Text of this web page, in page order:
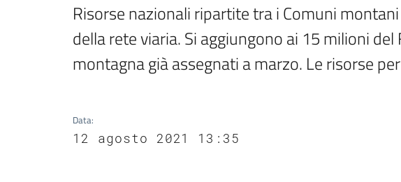
Risorse nazionali ripartite tra i Comuni
della rete viaria. Si aggiungono ai 15 milioni
montagna già assegnati a marzo. Le risorse
Data:
12 agosto 2021 13:35